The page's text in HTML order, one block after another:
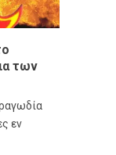
των
εν